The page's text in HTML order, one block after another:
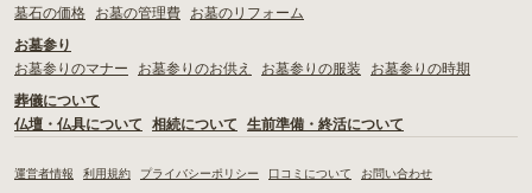
墓石の価格
お墓の管理費
お墓のリフォーム
お墓参り
お墓参りのマナー
お墓参りのお供え お墓参りの服装
お墓参りの時期
葬儀について
仏壇・仏具について
相続について 生前準備・終活について
運営者情報 利用規約 プライバシーポリシー 口コミについて お問い合わせ